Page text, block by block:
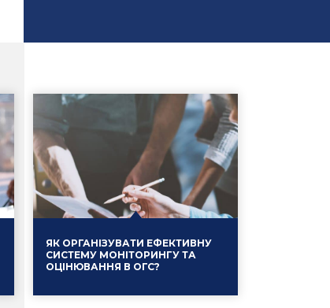
ЯК ОРГАНІЗУВАТИ ЕФЕКТИВНУ
СИСТЕМУ МОНІТОРИНГУ ТА
ОЦІНЮВАННЯ В ОГС?